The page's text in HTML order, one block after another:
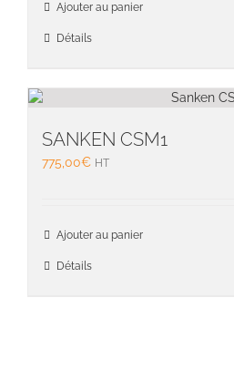
Ajouter au panier
Détails
SANKEN CSM1
775,00€ HT
Ajouter au panier
Détails